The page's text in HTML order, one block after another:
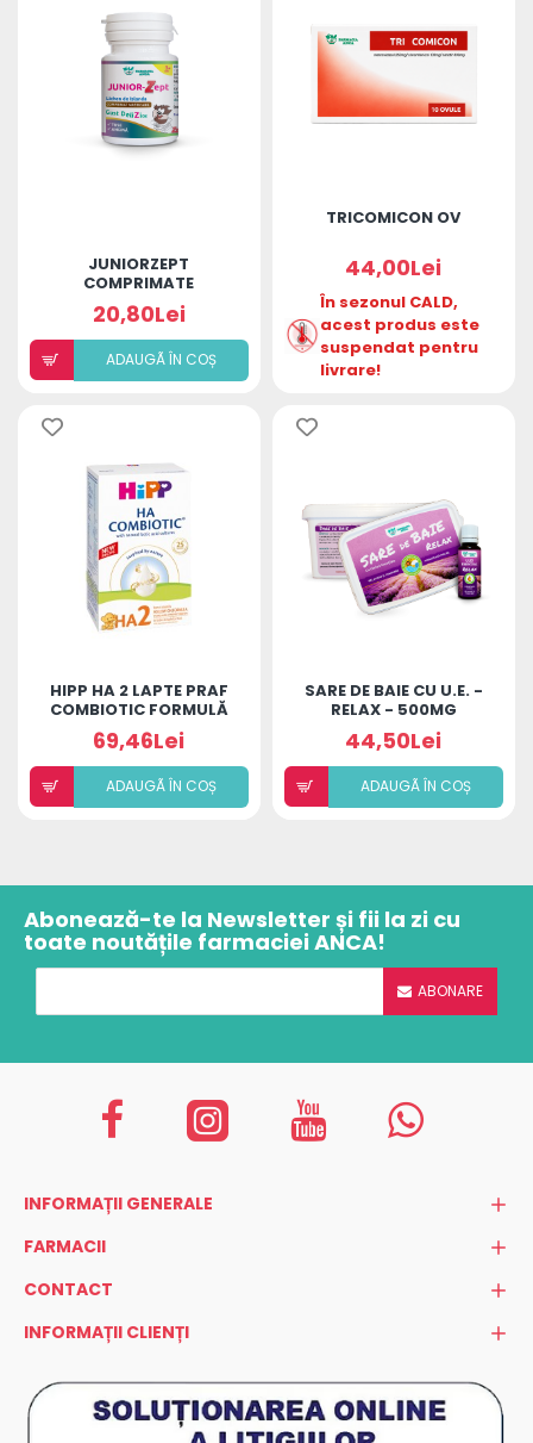
JUNIORZEPT
COMPRIMATE
20,80Lei
ADAUGÃ ÎN COȘ
TRICOMICON OV
44,00Lei
În sezonul CALD,
acest produs este
suspendat pentru
livrare!
HIPP HA 2 LAPTE PRAF
COMBIOTIC FORMULĂ
NOUĂ* 350G
69,46Lei
ADAUGÃ ÎN COȘ
SARE DE BAIE CU U.E. -
RELAX - 500MG
44,50Lei
ADAUGÃ ÎN COȘ
Abonează-te la Newsletter și fii la zi cu
toate noutățile farmaciei ANCA!
ABONARE
INFORMAȚII GENERALE
FARMACII
CONTACT
INFORMAȚII CLIENȚI